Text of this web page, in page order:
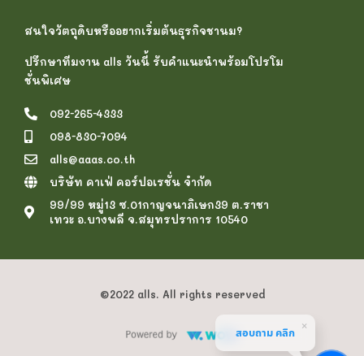
สนใจวัตถุดิบหรืออยากเริ่มต้นธุรกิจชานม?
ปรึกษาทีมงาน alls วันนี้ รับคำแนะนำพร้อมโปรโม
ชั่นพิเศษ
092-265-4333
098-830-7094
alls@aaas.co.th
บริษัท คาเฟ่ คอร์ปอเรชั่น จำกัด
99/99 หมู่13 ซ.01กาญจนาภิเษก39 ต.ราชา
เทวะ อ.บางพลี จ.สมุทรปราการ 10540
©2022 alls. All rights reserved
สอบถาม คลิก